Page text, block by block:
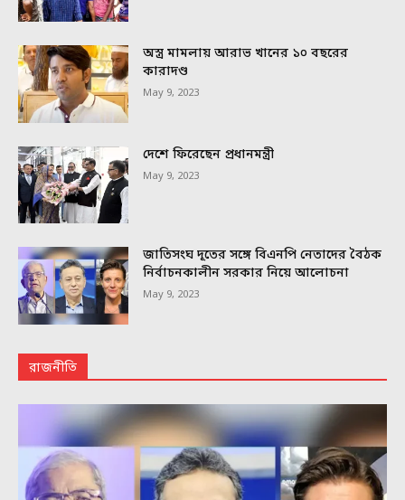
অস্ত্র মামলায় আরাভ খানের ১০ বছরের
কারাদণ্ড
May 9, 2023
দেশে ফিরেছেন প্রধানমন্ত্রী
May 9, 2023
জাতিসংঘ দূতের সঙ্গে বিএনপি নেতাদের বৈঠক
নির্বাচনকালীন সরকার নিয়ে আলোচনা
May 9, 2023
রাজনীতি